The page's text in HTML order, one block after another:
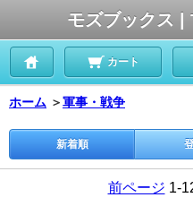
モズブックス |
カート
ホーム ＞軍事・戦争
新着順
前ページ 1-